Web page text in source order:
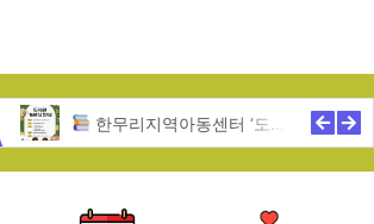
한무리지역아동센터 ‘도서관 개관식’ 안내